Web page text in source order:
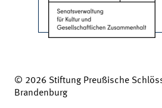
© 2026 Stiftung Preußische
Brandenburg